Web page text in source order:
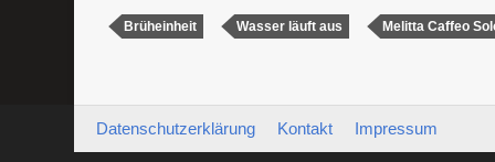
Brüheinheit Wasser läuft aus Melitta Caffeo
Datenschutzerklärung Kontakt Impressum